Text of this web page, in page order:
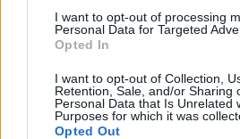
I want to opt-out of processing
Personal Data for Targeted
Opted In
I want to opt-out of Collection,
Retention, Sale, and/or Sharing
Personal Data that Is Unrelated
Purposes for which it was
Opted Out
In "Tortona"